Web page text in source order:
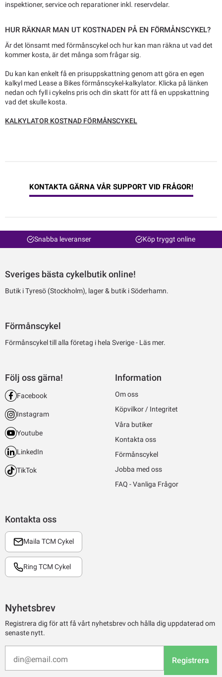
inspektioner, service och reparationer inkl. reservdelar.
HUR RÄKNAR MAN UT KOSTNADEN PÅ EN FÖRMÅNSCYKEL?
Är det lönsamt med förmånscykel och hur kan man räkna ut vad det
kommer kosta, är det många som frågar sig.
Du kan kan enkelt få en prisuppskattning genom att göra en egen
kalkyl med Lease a Bikes förmånscykel-kalkylator. Klicka på länken
nedan och fyll i cykelns pris och din skatt för att få en uppskattning
vad det skulle kosta.
KALKYLATOR KOSTNAD FÖRMÅNSCYKEL
KONTAKTA GÄRNA VÅR SUPPORT VID FRÅGOR!
Snabba leveranser Köp tryggt online
Sveriges bästa cykelbutik online!
Butik i Tyresö (Stockholm), lager & butik i Söderhamn.
Förmånscykel
Förmånscykel till alla företag i hela Sverige - Läs mer.
Kontakta oss
Maila TCM Cykel
Ring TCM Cykel
Följ oss gärna!
Facebook
Instagram
Youtube
LinkedIn
TikTok
Information
Om oss
Köpvilkor / Integritet
Våra butiker
Kontakta oss
Förmånscykel
Jobba med oss
FAQ - Vanliga Frågor
Nyhetsbrev
Registrera dig för att få vårt nyhetsbrev och hålla dig uppdaterad om
senaste nytt.
Registrera